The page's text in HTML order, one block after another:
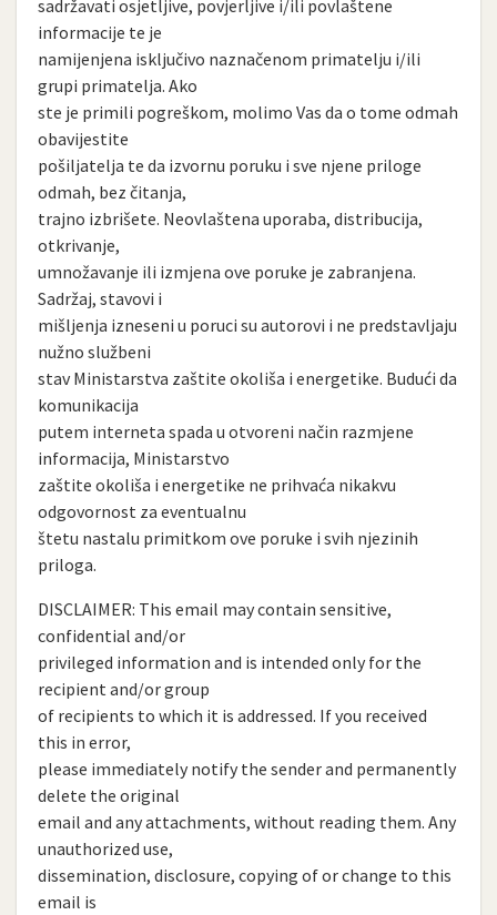
sadržavati osjetljive, povjerljive i/ili povlaštene
informacije te je
namijenjena isključivo naznačenom primatelju i/ili
grupi primatelja. Ako
ste je primili pogreškom, molimo Vas da o tome odmah
obavijestite
pošiljatelja te da izvornu poruku i sve njene priloge
odmah, bez čitanja,
trajno izbrišete. Neovlaštena uporaba, distribucija,
otkrivanje,
umnožavanje ili izmjena ove poruke je zabranjena.
Sadržaj, stavovi i
mišljenja izneseni u poruci su autorovi i ne predstavljaju
nužno službeni
stav Ministarstva zaštite okoliša i energetike. Budući da
komunikacija
putem interneta spada u otvoreni način razmjene
informacija, Ministarstvo
zaštite okoliša i energetike ne prihvaća nikakvu
odgovornost za eventualnu
štetu nastalu primitkom ove poruke i svih njezinih
priloga.
DISCLAIMER: This email may contain sensitive,
confidential and/or
privileged information and is intended only for the
recipient and/or group
of recipients to which it is addressed. If you received
this in error,
please immediately notify the sender and permanently
delete the original
email and any attachments, without reading them. Any
unauthorized use,
dissemination, disclosure, copying of or change to this
email is